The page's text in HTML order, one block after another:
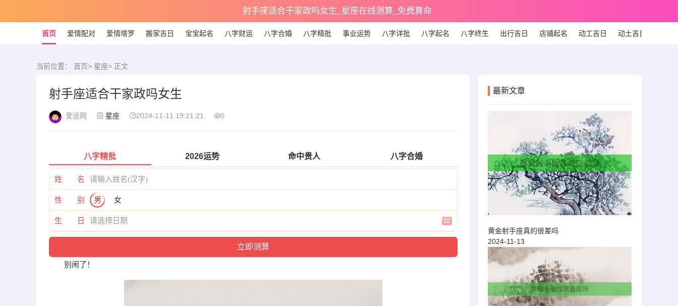
射手座适合干家政吗女生_星座在线测算_免费算命
首页 爱情配对 爱情塔罗 搬家吉日 宝宝起名 八字财运 八字合婚 八字精批 事业运势 八字详批 八字起名 八字终生 出行吉日 店铺起名 动工吉日 动土吉日
当前位置： 首页> 星座> 正文
射手座适合干家政吗女生
爱运网 星座 2024-11-11 19:21:21 0
八字精批 2026运势 命中贵人 八字合婚
姓 名
性 别 男 女
生 日
别闹了！
最新文章
黄金射手座真的很差吗
2024-11-13